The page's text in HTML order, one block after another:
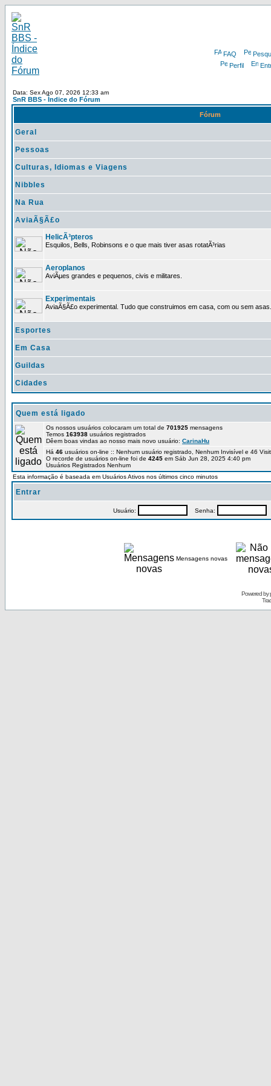
FAQ
Perfil
Data: Sex Ago 07, 2026 12:33 am
SnR BBS - Índice do Fórum
Fórum
Geral
Pessoas
Culturas, Idiomas e Viagens
Nibbles
Na Rua
AviaÃ§Ã£o
HelicÃ³pteros
Esquilos, Bells, Robinsons e o que mais tiver asas rotatÃ³rias
Aeroplanos
AviÃµes grandes e pequenos, civis e militares.
Experimentais
AviaÃ§Ã£o experimental. Tudo que construimos em casa, com ou sem asas.
Esportes
Em Casa
Guildas
Cidades
Quem está ligado
Os nossos usuários colocaram um total de 701925 mensagens
Temos 163938 usuários registrados
Dêem boas vindas ao nosso mais novo usuário: CarinaHu
Há 46 usuários on-line :: Nenhum usuário registrado, Nenhum Invisível e 46
O recorde de usuários on-line foi de 4245 em Sáb Jun 28, 2025 4:40 pm
Usuários Registrados Nenhum
Esta informação é baseada em Usuários Ativos nos últimos cinco minutos
Entrar
Usuário: Senha:
Mensagens novas
Powered by